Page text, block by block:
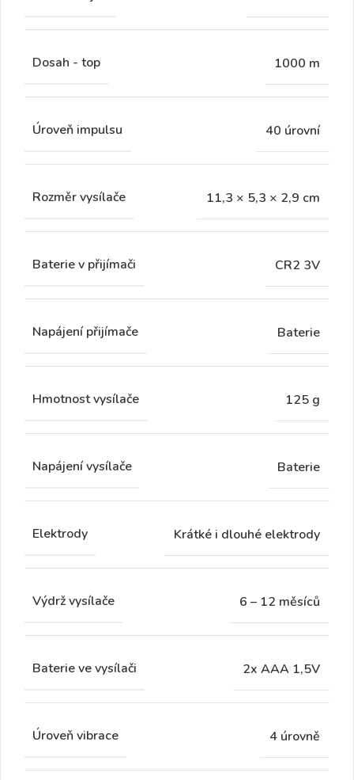
Dosah - top 1000 m
Úroveň impulsu 40 úrovní
Rozměr vysílače 11,3 × 5,3 × 2,9 cm
Baterie v přijímači CR2 3V
Napájení přijímače Baterie
Hmotnost vysílače 125 g
Napájení vysílače Baterie
Elektrody Krátké i dlouhé elektrody
Výdrž vysílače 6 – 12 měsíců
Baterie ve vysílači 2x AAA 1,5V
Úroveň vibrace 4 úrovně